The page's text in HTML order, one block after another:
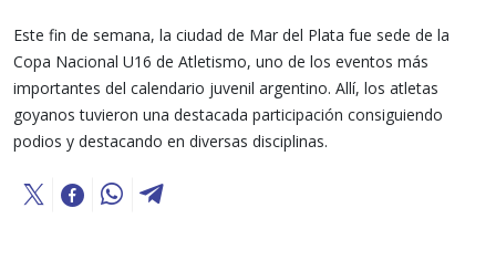
Este fin de semana, la ciudad de Mar del Plata fue sede de la
Copa Nacional U16 de Atletismo, uno de los eventos más
importantes del calendario juvenil argentino. Allí, los atletas
goyanos tuvieron una destacada participación consiguiendo
podios y destacando en diversas disciplinas.